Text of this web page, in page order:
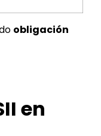
obligación
en